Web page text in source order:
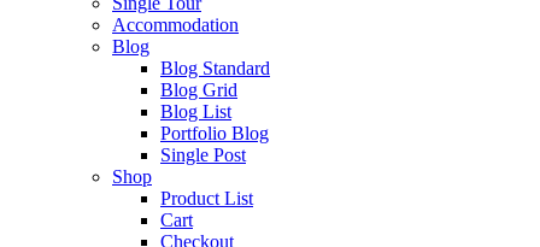
Accommodation
Blog
Blog Standard
Blog Grid
Blog List
Portfolio Blog
Single Post
Shop
Product List
Cart
Checkout